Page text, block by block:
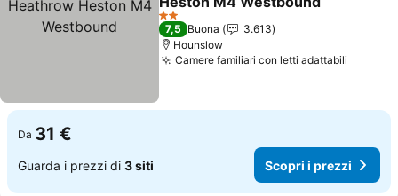
Scopri i prezzi
2 Stelle
7,5 Buona
3.613
Hounslow
Camere familiari con letti adattabili
Da 31 €
Guarda i prezzi di 3 siti Scopri i prezzi